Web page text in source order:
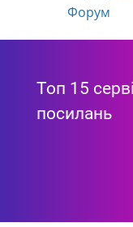
Форум
Топ 15
посилань